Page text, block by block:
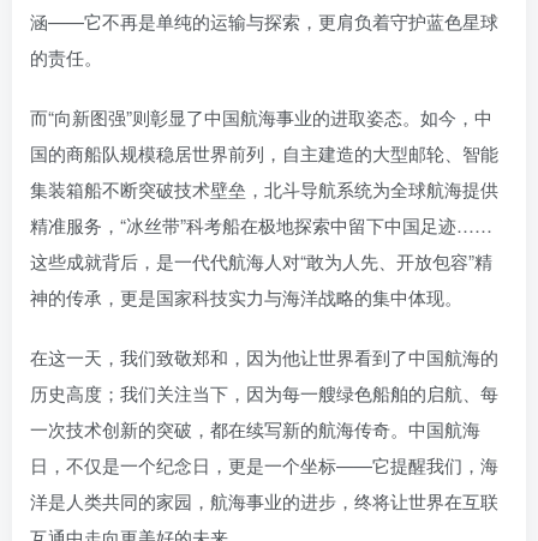
涵——它不再是单纯的运输与探索，更肩负着守护蓝色星球
的责任。
而“向新图强”则彰显了中国航海事业的进取姿态。如今，中
国的商船队规模稳居世界前列，自主建造的大型邮轮、智能
集装箱船不断突破技术壁垒，北斗导航系统为全球航海提供
精准服务，“冰丝带”科考船在极地探索中留下中国足迹……
这些成就背后，是一代代航海人对“敢为人先、开放包容”精
神的传承，更是国家科技实力与海洋战略的集中体现。
在这一天，我们致敬郑和，因为他让世界看到了中国航海的
历史高度；我们关注当下，因为每一艘绿色船舶的启航、每
一次技术创新的突破，都在续写新的航海传奇。中国航海
日，不仅是一个纪念日，更是一个坐标——它提醒我们，海
洋是人类共同的家园，航海事业的进步，终将让世界在互联